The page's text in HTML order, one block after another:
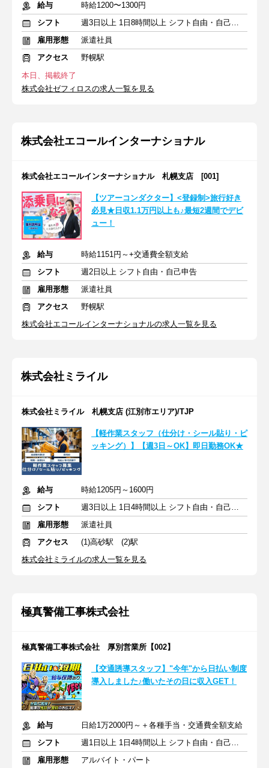
給与
時給1200〜1300円
シフト
週3日以上 1日8時間以上 シフト自由・自己申告
雇用形態
派遣社員
アクセス
野幌駅
本日、掲載終了
株式会社ゼフィロスの求人一覧を見る
株式会社エコールインターナショナル
株式会社エコールインターナショナル 札幌支店 [001]
【ツアーコンダクター】<登録制>旅行好き
必見★日収1.1万円以上も♪最短2週間でデビ
ュー！
給与
時給1151円～+交通費全額支給
シフト
週2日以上 シフト自由・自己申告
雇用形態
派遣社員
アクセス
野幌駅
株式会社エコールインターナショナルの求人一覧を見る
株式会社ミライル
株式会社ミライル 札幌支店 (江別市エリア)/TJP
【軽作業スタッフ（仕分け・シール貼り・ピ
ッキング）】【週3日～OK】即日勤務OK★
給与
時給1205円～1600円
シフト
週3日以上 1日4時間以上 シフト自由・自己申告
雇用形態
派遣社員
アクセス
(1)高砂駅 (2)駅
株式会社ミライルの求人一覧を見る
極真警備工事株式会社
極真警備工事株式会社 厚別営業所【002】
【交通誘導スタッフ】"今年"から日払い制度
導入しました♪働いたその日に収入GET！
給与
日給1万2000円～＋各種手当・交通費全額支給
シフト
週1日以上 1日4時間以上 シフト自由・自己申告
雇用形態
アルバイト・パート